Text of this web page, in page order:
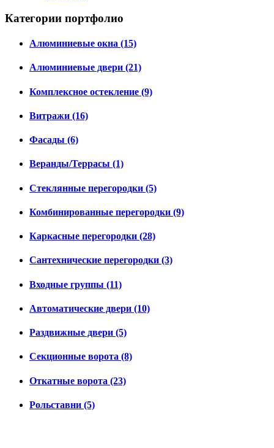
Категории портфолио
Алюминиевые окна (15)
Алюминиевые двери (21)
Комплексное остекление (9)
Витражи (16)
Фасады (6)
Веранды/Террасы (1)
Стеклянные перегородки (5)
Комбинированные перегородки (9)
Каркасные перегородки (28)
Сантехнические перегородки (3)
Входные группы (11)
Автоматические двери (10)
Раздвижные двери (5)
Секционные ворота (8)
Откатные ворота (23)
Рольставни (5)